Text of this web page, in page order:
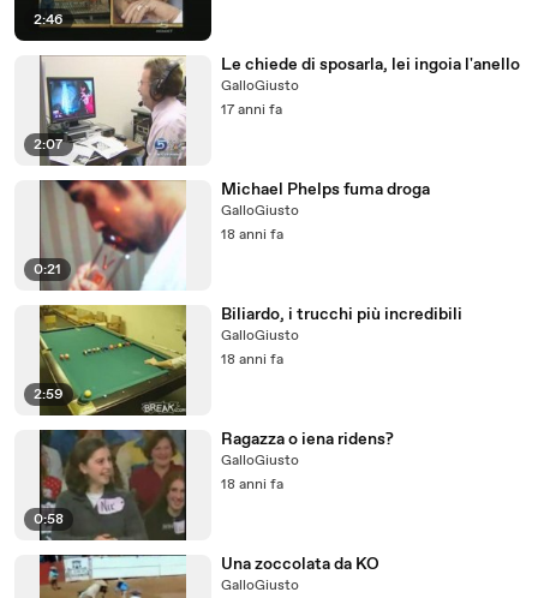
2:46
2:07
Le chiede di sposarla, lei ingoia l'anello
GalloGiusto
17 anni fa
0:21
Michael Phelps fuma droga
GalloGiusto
18 anni fa
2:59
Biliardo, i trucchi più incredibili
GalloGiusto
18 anni fa
0:58
Ragazza o iena ridens?
GalloGiusto
18 anni fa
Una zoccolata da KO
GalloGiusto